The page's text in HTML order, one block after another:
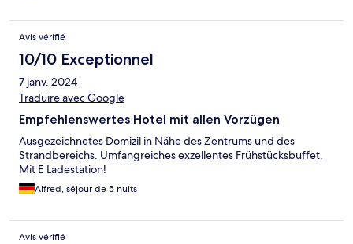
Avis vérifié
10/10 Exceptionnel
7 janv. 2024
Traduire avec Google
Empfehlenswertes Hotel mit allen Vorzügen
Ausgezeichnetes Domizil in Nähe des Zentrums und des
Strandbereichs. Umfangreiches exzellentes Frühstücksbuffet.
Mit E Ladestation!
Alfred, séjour de 5 nuits
Avis vérifié